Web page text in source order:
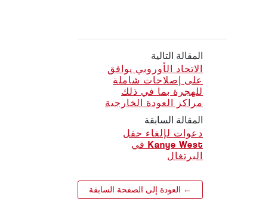
المقالة التالية
الاتحاد الأوروبي يوافق
على إصلاحات شاملة
للهجرة بما في ذلك
مراكز العودة الخارجية
المقالة السابقة
دعوات لإلغاء حفل
Kanye West في
البرتغال
← العودة إلى الصفحة السابقة